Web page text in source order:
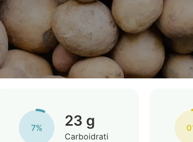
7% 23 g
Carboidrati